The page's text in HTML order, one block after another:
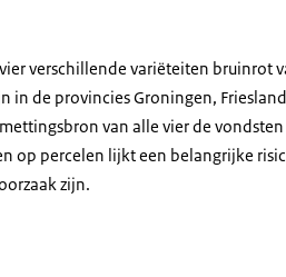
verschillende variëteiten bruinrot
in de provincies Groningen,
van alle vier de
op percelen lijkt een belangrijke
zijn.